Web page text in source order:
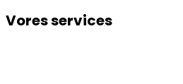
Vores services